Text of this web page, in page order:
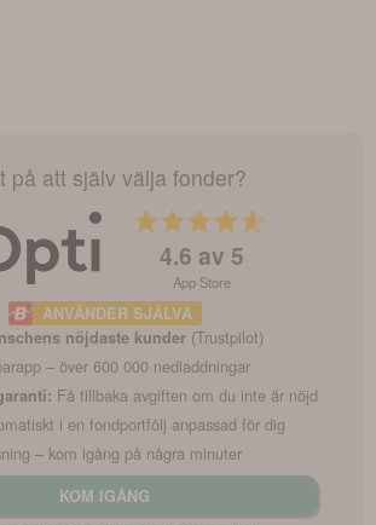
på att själv välja fonder?
4.6 av 5
App Store
ANVÄNDER SJÄLVA
nöjdaste kunder (Trustpilot)
– över 600 000 nedladdningar
Få tillbaka avgiften om du inte är nöjd
i en fondportfölj anpassad för dig
– kom igång på några minuter
KOM IGÅNG